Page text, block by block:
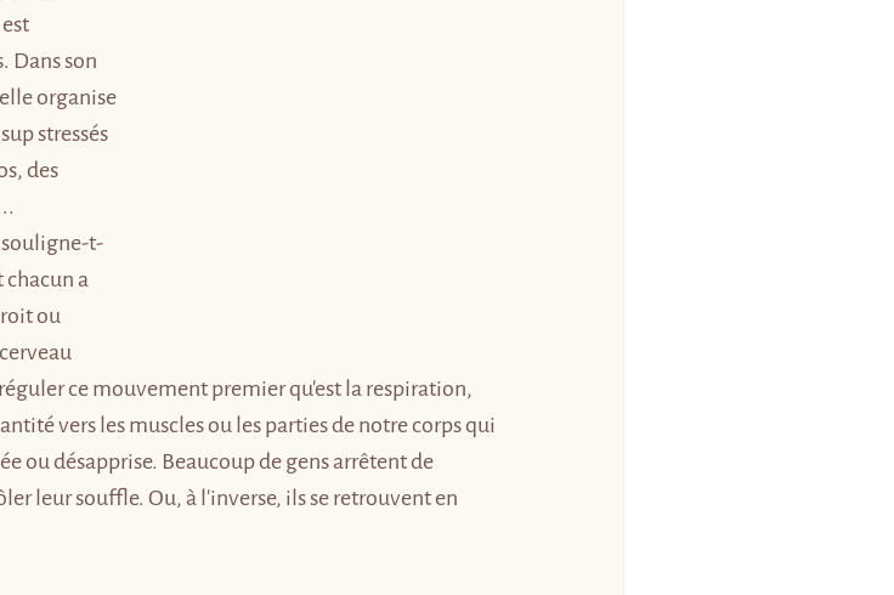
Dans son
organise
stressés
des
souligne-t-
a
ou
ce mouvement premier qu'est la respiration,
vers les muscles ou les parties de notre corps qui
ou désapprise. Beaucoup de gens arrêtent de
leur souffle. Ou, à l'inverse, ils se retrouvent en